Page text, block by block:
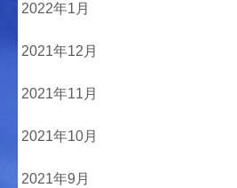
2022年1月
2021年12月
2021年11月
2021年10月
2021年9月